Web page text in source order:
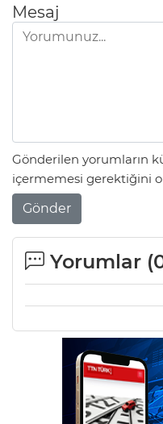
Mesaj
Gönderilen yorumların
içermemesi gerektiğini
Gönder
Yorumlar (